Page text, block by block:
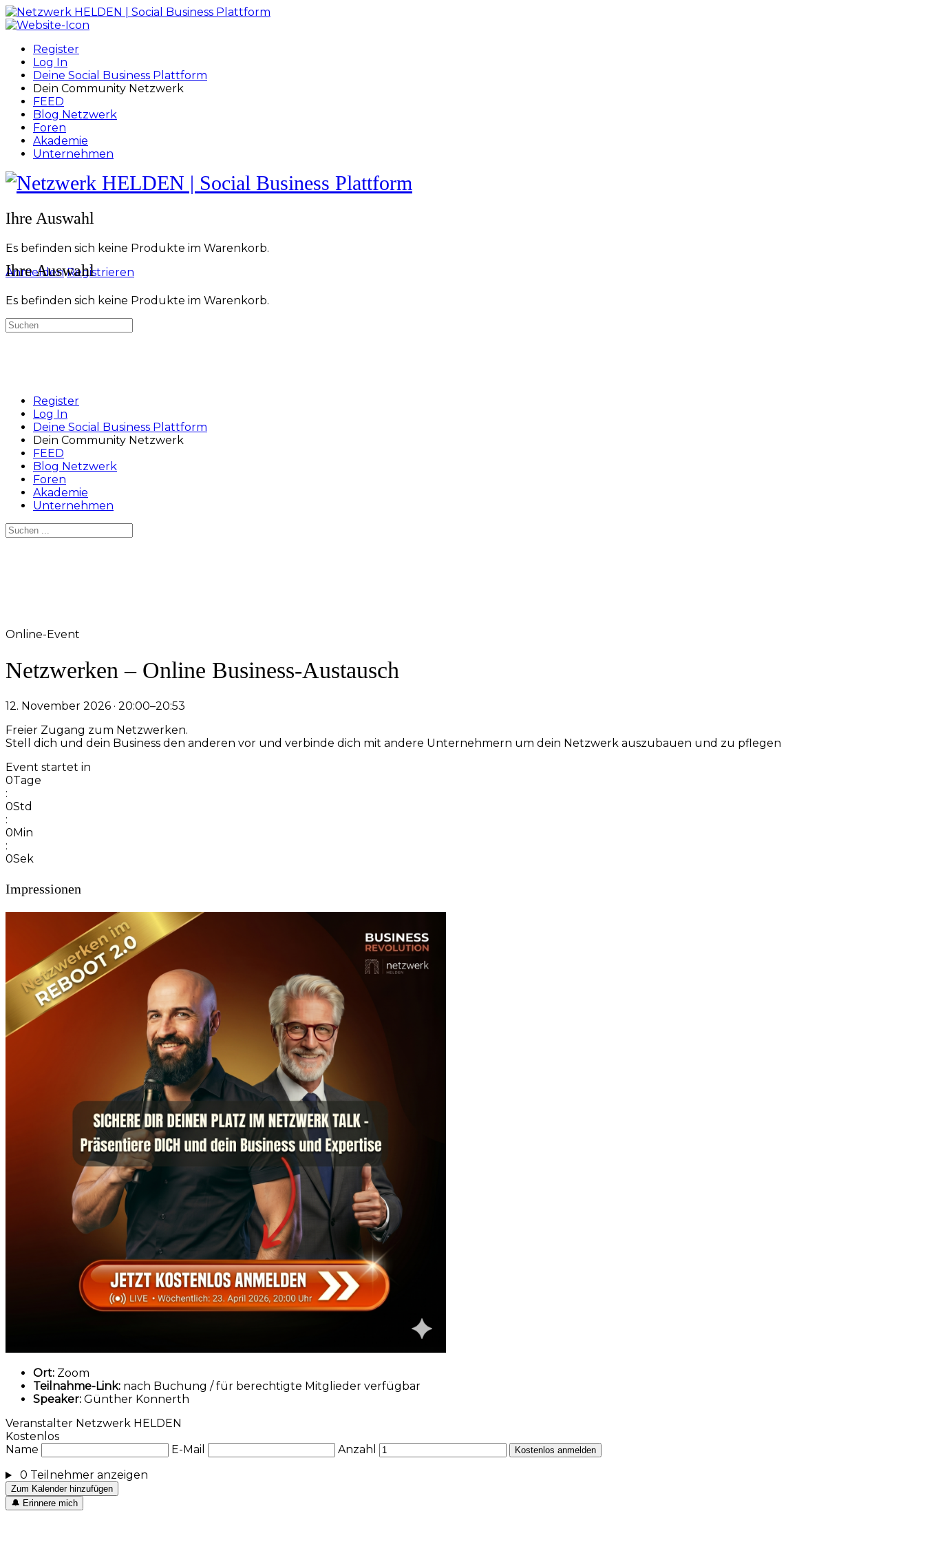
Toggle
Side
Register
Log In
Deine Social Business Plattform
Dein Community Netzwerk
FEED
Blog Netzwerk
Foren
Akademie
Unternehmen
Toggle
Side
More
options
Ihre Auswahl
Es befinden sich keine Produkte im Warenkorb.
Anmelden Registrieren
Ihre Auswahl
Es befinden sich keine Produkte im Warenkorb.
Suchen
nach:
Register
Log In
Deine Social Business Plattform
Dein Community Netzwerk
FEED
Blog Netzwerk
Foren
Akademie
Unternehmen
Suchen
nach:
Online-Event
Netzwerken – Online Business-Austausch
12. November 2026 · 20:00–20:53
Freier Zugang zum Netzwerken.
Stell dich und dein Business den anderen vor und verbinde dich mit andere Unternehmern um dein Netzwerk auszubauen und zu pflegen
Event startet in
0Tage
:
0Std
:
0 Min
:
0Sek
Impressionen
Ort: Zoom
Teilnahme-Link: nach Buchung / für berechtigte Mitglieder verfügbar
Speaker: Günther Konnerth
Veranstalter Netzwerk HELDEN
Kostenlos
Name
E-Mail Anzahl Kostenlos anmelden
0 Teilnehmer anzeigen
Zum Kalender hinzufügen
🔔 Erinnere mich